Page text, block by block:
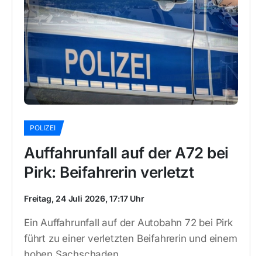
POLIZEI
Auffahrunfall auf der A72 bei
Pirk: Beifahrerin verletzt
Freitag, 24 Juli 2026, 17:17 Uhr
Ein Auffahrunfall auf der Autobahn 72 bei Pirk
führt zu einer verletzten Beifahrerin und einem